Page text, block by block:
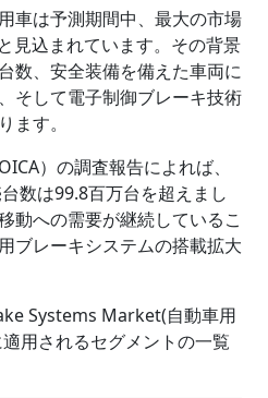
車は予測期間中、最大の市場
見込まれています。その背景
数、安全装備を備えた車両に
そして電子制御ブレーキ技術
ます。
）の調査報告によれば、
数は99.8百万台を超えまし
動への需要が継続しているこ
ブレーキシステムの搭載拡大
Systems Market(自動車用
用されるセグメントの一覧